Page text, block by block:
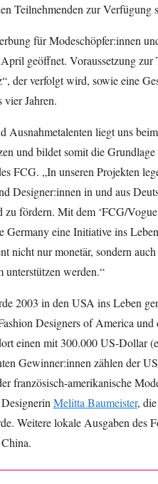
Teilnehmenden zur Verfügung
für Modeschöpfer:innen
geöffnet. Voraussetzung zur
der verfolgt wird, sowie eine
vier Jahren.
Ausnahmetalenten liegt uns
und bildet somit die Grundlage
FCG. „In unseren Projekten
Designer:innen in und aus
fördern. Mit dem ‘FCG/
Germany eine Initiative ins
nicht nur monetär, sondern
werden.“
2003 in den USA ins Leben
Designers of America und
einen mit 300.000 US-Dollar
Gewinner:innen zählen der
französisch-amerikanische
Melitta Baumeister,
Weitere lokale Ausgaben des